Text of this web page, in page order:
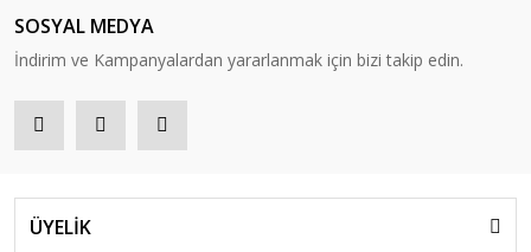
SOSYAL MEDYA
İndirim ve Kampanyalardan yararlanmak için bizi takip edin.
ÜYELİK